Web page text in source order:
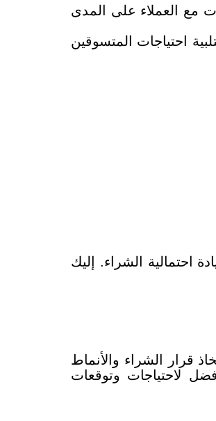
مع العملاء على المدى
احتياجات المتسوقين
احتمالية الشراء. إليك
قرار الشراء والأنماط
لاحتياجات وتوقعات